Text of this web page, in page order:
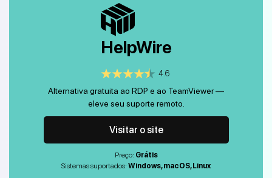
HelpWire
4.6
Alternativa gratuita ao RDP e ao TeamViewer —
eleve seu suporte remoto.
Visitar o site
Preço: Grátis
Sistemas suportados: Windows, macOS, Linux